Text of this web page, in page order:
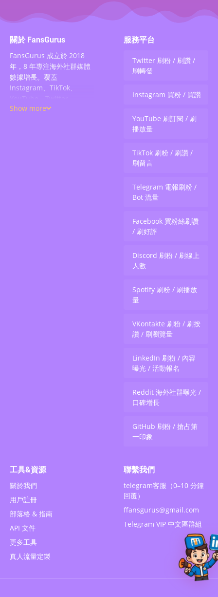
關於 FansGurus
FansGurus 成立於 2018
年，8 年專注海外社群媒體
數據增長。覆蓋
Instagram、TikTok、
Telegram、Facebook、
Show more
服務平台
Twitter 刷粉 / 刷讚 /
刷轉發
Instagram 買粉 / 買讚
YouTube 刷訂閱 / 刷
播放量
TikTok 刷粉 / 刷讚 /
刷留言
Telegram 電報刷粉 /
Bot 流量
Facebook 買粉絲刷讚
/ 刷好評
Discord 刷粉 / 刷線上
人數
Spotify 刷粉 / 刷播放
量
VKontakte 刷粉 / 刷按
讚 / 刷瀏覽量
LinkedIn 刷粉 / 內容
曝光 / 活動報名
Reddit 海外社群曝光 /
口碑增長
GitHub 刷粉 / 搶占第
一印象
工具&資源
關於我們
用戶註冊
部落格 & 指南
API 文件
更多工具
真人流量定製
聯繫我們
telegram客服（0–10 分鐘
回覆）
ffansgurus@gmail.com
Telegram VIP 中文區群組